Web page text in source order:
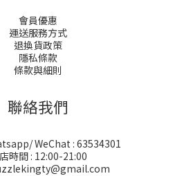
會員優惠
運送服務方式
退換貨政策
隱私條款
條款與細則
聯絡我們
WeChat : 63534301
時間 : 12:00-21:00